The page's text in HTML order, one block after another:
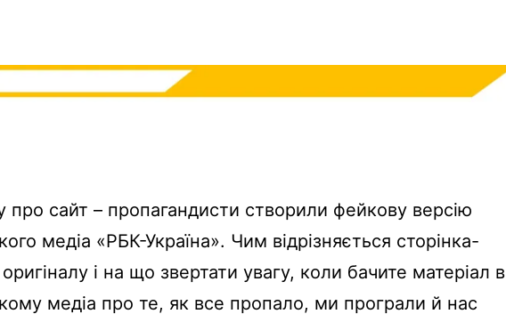
про сайт – пропагандисти створили фейкову версію
медіа «РБК-Україна». Чим відрізняється сторінка-
і на що звертати увагу, коли бачите матеріал в
медіа про те, як все пропало, ми програли й нас